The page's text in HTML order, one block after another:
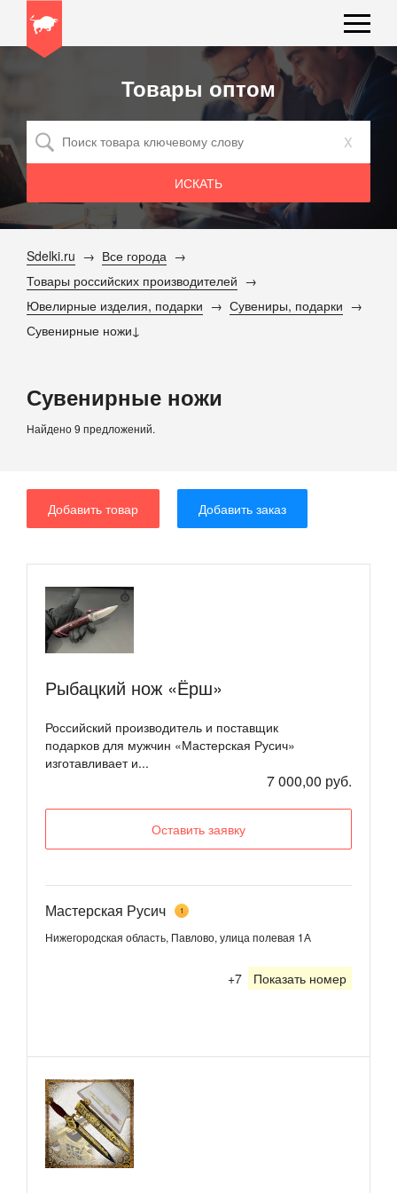
Товары оптом
x
Sdelki.ru
Все города
Товары российских производителей
Ювелирные изделия, подарки
Сувениры, подарки
Сувенирные ножи
Сувенирные ножи
Найдено 9 предложений.
Добавить товар Добавить заказ
Рыбацкий нож «Ёрш»
Российский производитель и поставщик
подарков для мужчин «Мастерская Русич»
изготавливает и...
7 000,00 руб.
Оставить заявку
Мастерская Русич 1
Нижегородская область, Павлово, улица полевая 1А
+7 Показать номер